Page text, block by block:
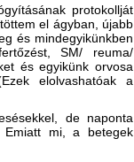
protokollját
el ágyban, újabb
és mindegyikünkben
SM/ reuma/
és egyikünk orvosa
elolvashatóak a
de naponta
Emiatt mi, a betegek